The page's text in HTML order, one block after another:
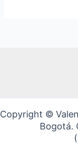
Copyright ©
Bogotá.